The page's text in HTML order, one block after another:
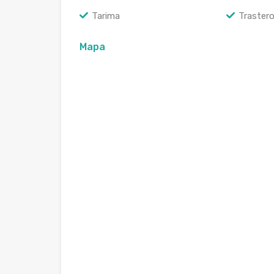
Tarima Trastero
Mapa